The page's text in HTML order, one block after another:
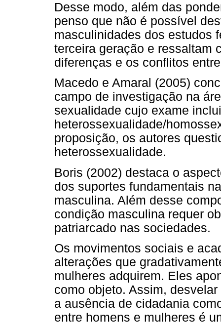
Desse modo, além das
penso que não é possível
masculinidades dos estudos
terceira geração e ressaltam
diferenças e os conflitos
Macedo e Amaral (2005)
campo de investigação na
sexualidade cujo exame
heterossexualidade/
proposição, os autores
heterossexualidade.
Boris (2002) destaca o
dos suportes fundamentais
masculina. Além desse
condição masculina requer
patriarcado nas sociedades.
Os movimentos sociais e
alterações que
mulheres adquirem. Eles
como objeto. Assim,
a ausência de cidadania
entre homens e mulheres é